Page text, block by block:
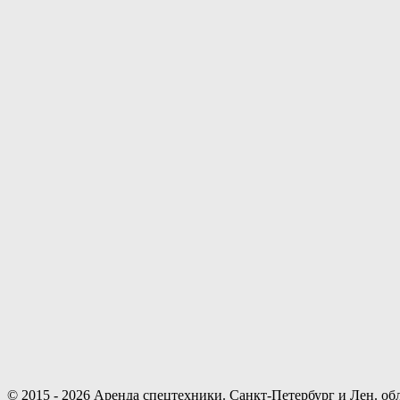
© 2015 - 2026 Аренда спецтехники. Санкт-Петербург и Лен.